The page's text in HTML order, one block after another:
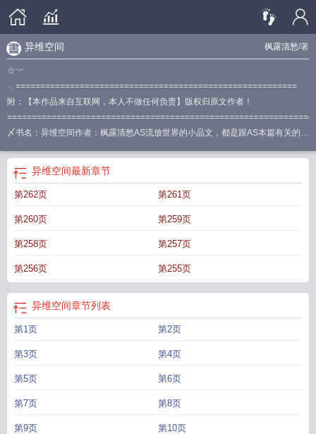
枫露清愁/著
异维空间
☆﹀
╮=========================================================
附：【本作品来自互联网，本人不做任何负责】版权归原文作者！
〆书名：异维空间作者：枫露清愁AS流放世界的小品文，都是跟AS本篇有关的，
异维空间是真的存在吗
间长什么样
异构异构空间 异维空间长什么样子异空间安全官网
空间
异质空间是什么意思 异维空间指的是哪些异形空间图
间简图异空间是什么意思啊 异空间和维度空间异空间理论
怎么画异维空间游戏
异维空间最新章节
第262页 第261页
第260页 第259页
第258页 第257页
第256页 第255页
异维空间章节列表
第1页 第2页
第3页 第4页
第5页 第6页
第7页 第8页
第9页 第10页